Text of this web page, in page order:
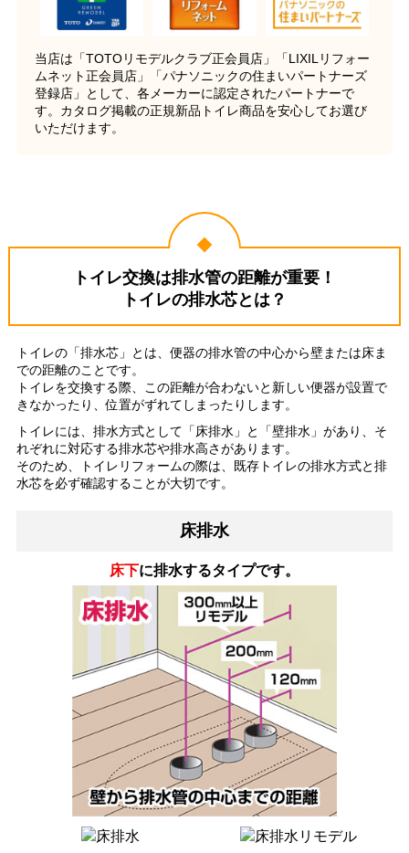
当店は「TOTOリモデルクラブ正会員店」「LIXILリフォー
ムネット正会員店」「パナソニックの住まいパートナーズ
登録店」として、各メーカーに認定されたパートナーで
す。カタログ掲載の正規新品トイレ商品を安心してお選び
いただけます。
トイレ交換は排水管の距離が重要！
トイレの排水芯とは？
トイレの「排水芯」とは、便器の排水管の中心から壁または床ま
での距離のことです。
トイレを交換する際、この距離が合わないと新しい便器が設置で
きなかったり、位置がずれてしまったりします。
トイレには、排水方式として「床排水」と「壁排水」があり、そ
れぞれに対応する排水芯や排水高さがあります。
そのため、トイレリフォームの際は、既存トイレの排水方式と排
水芯を必ず確認することが大切です。
床排水
床下に排水するタイプです。